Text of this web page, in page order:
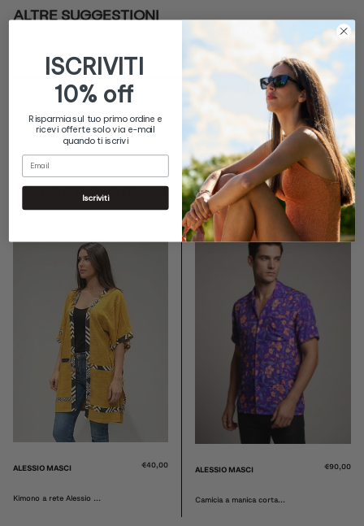
ALTRE SUGGESTIONI
DELLO STESSO BRAND
ALESSIO MASCI €40,00
Kimono a rete Alessio ...
ALESSIO MASCI €40,00
Kimono a rete Alessio ...